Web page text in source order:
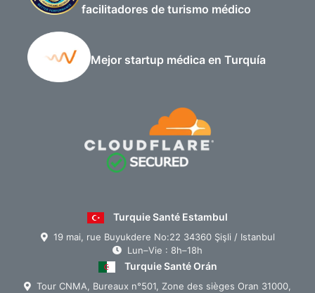
facilitadores de turismo médico
Mejor startup médica en Turquía
Turquie Santé Estambul
19 mai, rue Buyukdere No:22 34360 Şişli / Istanbul
Lun–Vie : 8h–18h
Turquie Santé Orán
Tour CNMA, Bureaux n°501, Zone des sièges Oran 31000,